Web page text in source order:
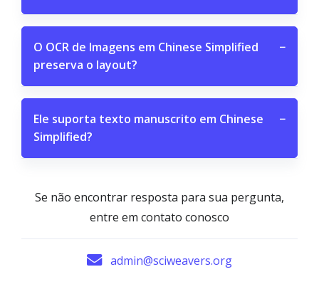
O OCR de Imagens em Chinese Simplified
preserva o layout?
−
Ele suporta texto manuscrito em Chinese
Simplified?
−
Se não encontrar resposta para sua pergunta,
entre em contato conosco
admin@sciweavers.org